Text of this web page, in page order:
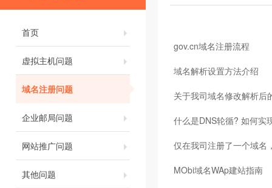
首页
虚拟主机问题
域名注册问题
企业邮局问题
网站推广问题
其他问题
gov.cn域名注册流程
域名解析设置方法介绍
关于我司域名修改解析后
什么是DNS轮循? 如何实
仅在我司注册了一个域名
MObi域名WAp建站指南